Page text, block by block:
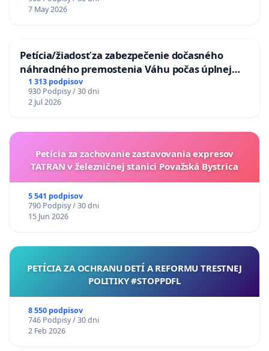
7 May 2026
Petícia/žiadosť za zabezpečenie dočasného
náhradného premostenia Váhu počas úplnej
uzávery Vážskeho mosta v Komárne
1 313 podpisov
930 Podpisy / 30 dni
2 Jul 2026
Petícia za zachovanie zastavovania expresov
TATRAN v železničnej stanici Považská Bystrica
5 541 podpisov
790 Podpisy / 30 dni
15 Jun 2026
PETÍCIA ZA OCHRANU DETÍ A REFORMU TRESTNEJ
POLITIKY #STOPPDFL
8 550 podpisov
746 Podpisy / 30 dni
2 Feb 2026